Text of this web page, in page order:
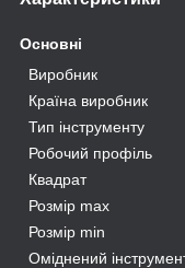
Основні
Виробник
Країна виробник
Тип інструменту
Робочий профіль
Квадрат
Розмір max
Розмір min
Оміднений